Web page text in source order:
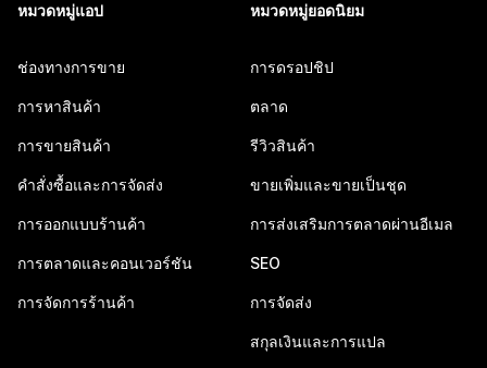
หมวดหมู่แอป
ช่องทางการขาย
การหาสินค้า
การขายสินค้า
คำสั่งซื้อและการจัดส่ง
การออกแบบร้านค้า
การตลาดและคอนเวอร์ชัน
การจัดการร้านค้า
หมวดหมู่ยอดนิยม
การดรอปชิป
ตลาด
รีวิวสินค้า
ขายเพิ่มและขายเป็นชุด
การส่งเสริมการตลาดผ่านอีเมล
SEO
การจัดส่ง
สกุลเงินและการแปล